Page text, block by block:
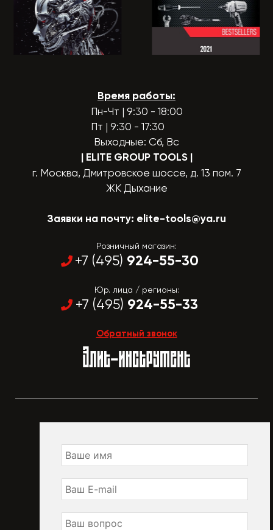
Время работы:
Пн-Чт | 9:30 - 18:00
Пт | 9:30 - 17:30
Выходные: Сб, Вс
| ELITE GROUP TOOLS |
г. Москва, Дмитровское шоссе, д. 13 пом. 7
ЖК Дыхание
Заявки на почту: elite-tools@ya.ru
Розничный магазин:
+7 (495) 924-55-30
Юр. лица / регионы:
+7 (495) 924-55-33
Обратный звонок